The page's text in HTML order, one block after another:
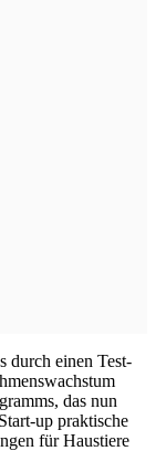
durch einen Test-
das nun
up praktische
für Haustiere